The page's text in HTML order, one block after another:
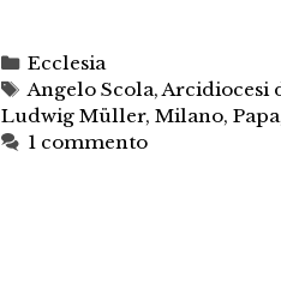
Categorie
Ecclesia
Tag
Angelo Scola,Arcidiocesi
Ludwig Müller, Milano, Papa
1 commento